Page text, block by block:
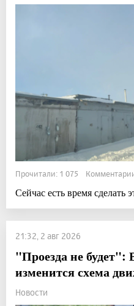
Прочитали: 1 075
Сейчас есть время
21:32, 2 авг 2026
"Проезда не будет":
изменится схема
Новости